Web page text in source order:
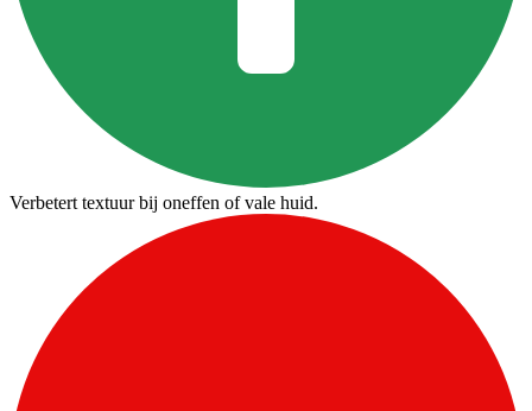
Verbetert textuur bij oneffen of vale huid.